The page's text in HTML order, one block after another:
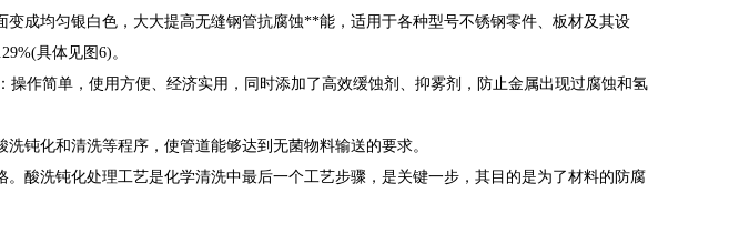
成均匀银白色，大大提高无缝钢管抗腐蚀**能，适用于各种型号不锈钢零件、板材及其设
具体见图6)。
作简单，使用方便、经济实用，同时添加了高效缓蚀剂、抑雾剂，防止金属出现过腐蚀和氢
钝化和清洗等程序，使管道能够达到无菌物料输送的要求。
酸洗钝化处理工艺是化学清洗中最后一个工艺步骤，是关键一步，其目的是为了材料的防腐